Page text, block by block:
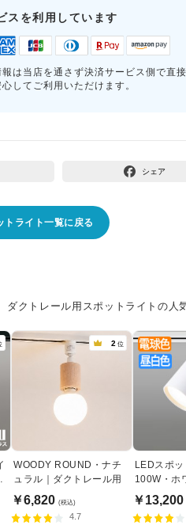
スを利用しています
は当店を通さず決済サービス側で直
してご利用いただけます。
シェア
トライト一覧に戻る
ダクトレール用スポットライトの人
2 位
WOODY ROUND・ナチ
ュラル｜ダクトレール用
￥6,820 (税込)
4.7
LEDスポッ
100W・ホ
替
￥13,200